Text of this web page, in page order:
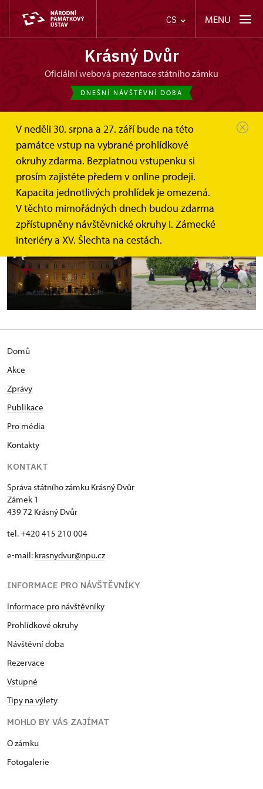
CS MENU
Krásný Dvůr
oficiální webová prezentace státního zámku
DNEŠNÍ NÁVŠTĚVNÍ DOBA
V neděli 30. srpna a 27. září bude na této
památce vstup na vybrané prohlídkové
okruhy zdarma. Bezplatnou vstupenku si
prosím zajistěte předem v online prodeji.
Kapacita jednotlivých prohlídek je omezená.
V těchto mimořádných dnech budou zdarma
zpřístupněny návštěvnické okruhy I. Zámecké
interiéry a XV. Šlechta na cestách.
Hradozámecká noc
26. srpna
Domů
Akce
Zprávy
Publikace
Pro média
Kontakty
KONTAKT
Správa státního zámku Krásný Dvůr
Zámek 1
439 72 Krásný Dvůr
tel. +420 415 210 004
e-mail: krasnydvur@npu.cz
INFORMACE PRO NÁVŠTĚVNÍKY
Informace pro návštěvníky
Prohlídkové okruhy
Návštěvní doba
Rezervace
Vstupné
Tipy na výlety
MOHLO BY VÁS ZAJÍMAT
O zámku
Fotogalerie